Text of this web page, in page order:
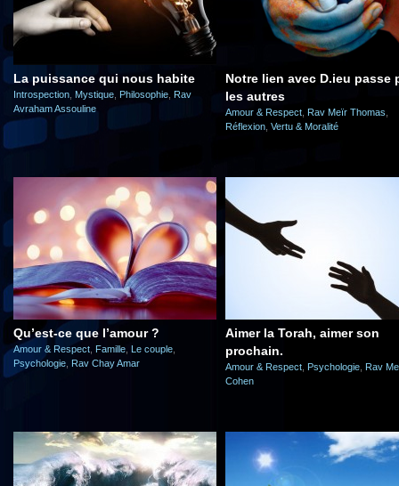
La puissance qui nous habite
Introspection Mystique Philosophie Rav
Avraham Assouline
Notre lien avec D.ieu passe
les autres
Amour & Respect Rav Meïr Thomas
Réflexion Vertu & Moralité
Qu’est-ce que l’amour ?
Amour & Respect Famille Le couple
Psychologie Rav Chay Amar
Aimer la Torah, aimer son
prochain.
Amour & Respect Psychologie Rav
Cohen